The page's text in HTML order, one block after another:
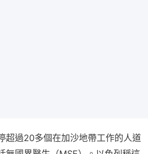
超過20多個在加沙地帶工作的人道